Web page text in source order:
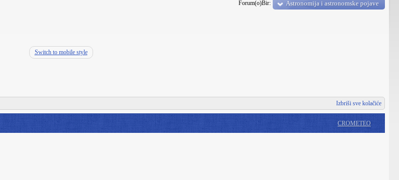
Forum(o)Bir: Astronomija i astronomske pojave
Switch to mobile style
Izbriši sve kolačiće
CROMETEO